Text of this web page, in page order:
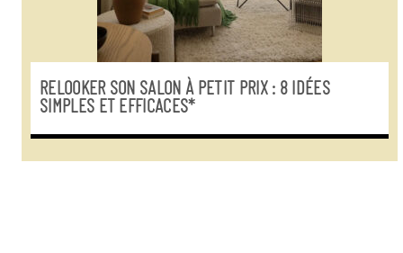
RELOOKER SON SALON À PETIT PRIX : 8 IDÉES
SIMPLES ET EFFICACES*